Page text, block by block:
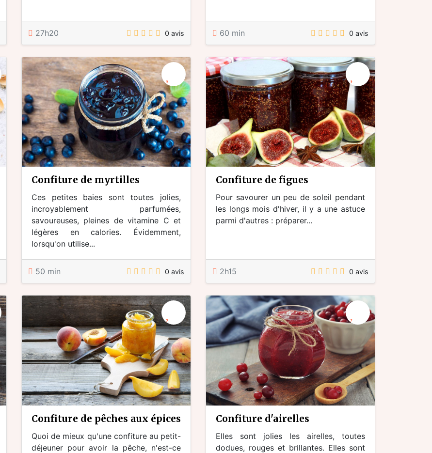
27h20 0 avis 60 min 0 avis
confiture de myrtilles
Ces petites baies sont toutes jolies,
incroyablement parfumées,
savoureuses, pleines de vitamine C et
légères en calories. Évidemment,
lorsqu'on utilise...
50 min 0 avis
confiture de figues
Pour savourer un peu de soleil pendant
les longs mois d'hiver, il y a une astuce
parmi d'autres : préparer...
2h15 0 avis
confiture de pêches aux épices
Quoi de mieux qu'une confiture au petit-
déjeuner pour avoir la pêche, n'est-ce
confiture d'airelles
Elles sont jolies les airelles, toutes
dodues, rouges et brillantes. Elles sont